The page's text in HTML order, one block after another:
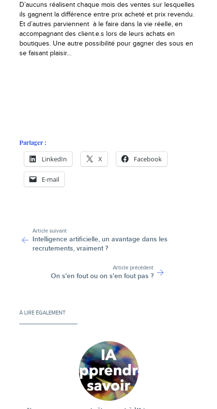
D’aucuns réalisent chaque mois des ventes sur lesquelles
ils gagnent la différence entre prix acheté et prix revendu.
Et d’autres parviennent à le faire dans la vie réelle, en
accompagnant des client.e.s lors de leurs achats en
boutiques. Une autre possibilité pour gagner des sous en
se faisant plaisir…
Partager :
LinkedIn X Facebook
E-mail
Article suivant
Intelligence artificielle, un avantage dans les
recrutements, vraiment ?
Article précédent
On s'en fout ou on s'en fout pas ?
À LIRE ÉGALEMENT